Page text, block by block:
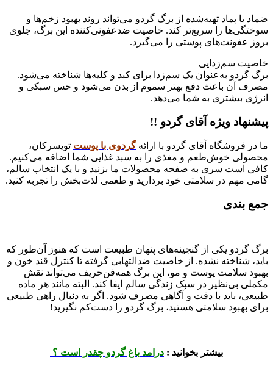
ضماد یا پماد تهیه‌شده از برگ گردو می‌تواند روند بهبود زخم‌ها و
سوختگی‌ها را سریع‌تر کند. خاصیت ضدعفونی‌کننده این برگ، جلوی
بروز عفونت‌های پوستی را می‌گیرد.
خاصیت سم‌زدایی
برگ گردو به‌عنوان یک سم‌زدا برای کبد و کلیه‌ها شناخته می‌شود.
مصرف آن باعث دفع بهتر سموم از بدن می‌شود و حس سبکی و
انرژی بیشتری به شما می‌دهد.
پیشنهاد ویژه آقای گردو !!
ما در فروشگاه آقای گردو با ارائهگردوی با پوست تویسرکان،
محصولی خوش‌طعم و مغذی را به سبد غذایی شما اضافه می‌کنیم.
کافی ا‌ست سری به صفحه محصولات ما بزنید و با یک انتخاب سالم،
گامی مهم در سلامتی خود بردارید و طعمی لذت‌بخش را تجربه کنید.
جمع بندی
برگ گردو یکی از گنجینه‌های پنهان طبیعت است که هنوز آن‌طور که
باید، شناخته نشده. از خاصیت ضدالتهابی گرفته تا کنترل قند خون و
بهبود سلامت پوست و مو، این برگ همه‌فن‌حریف می‌تواند نقش
مکملی بی‌نظیر در سبک زندگی سالم ایفا کند. البته مانند هر ماده
طبیعی، باید با دقت و آگاهی مصرف شود. اگر به دنبال راهی طبیعی
برای بهبود سلامتی هستید، برگ گردو را دست‌کم نگیرید!
بیشتر بخوانید : درامد باغ گردو چقدر است ؟